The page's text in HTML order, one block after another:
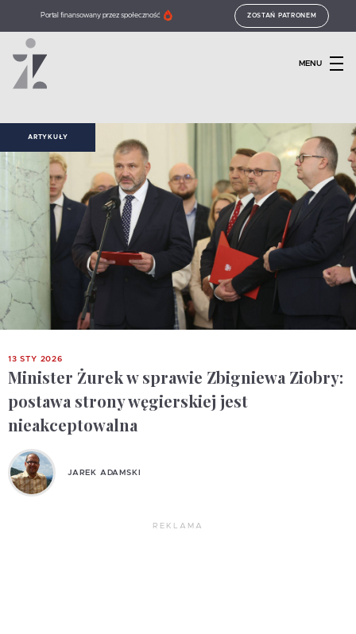
Portal finansowany przez społeczność ZOSTAŃ PATRONEM
MENU
ARTYKUŁY
13 STY 2026
Minister Żurek w sprawie Zbigniewa Ziobry:
postawa strony węgierskiej jest
nieakceptowalna
JAREK ADAMSKI
REKLAMA